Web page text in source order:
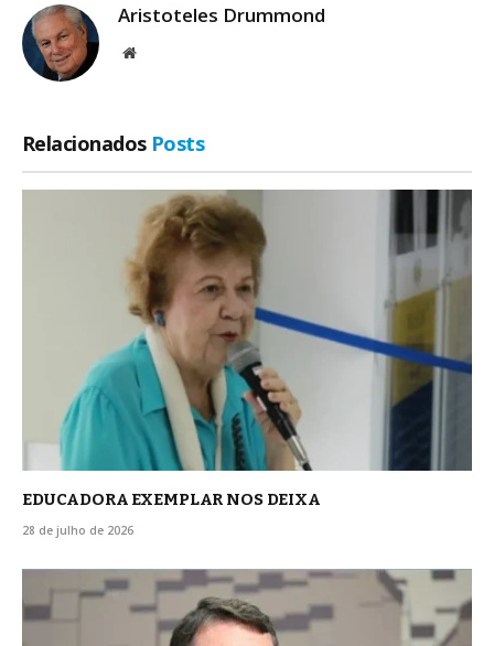
Aristoteles Drummond
Site
Relacionados Posts
EDUCADORA EXEMPLAR NOS DEIXA
28 de julho de 2026